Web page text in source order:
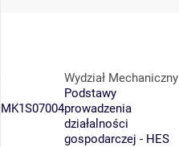
MK1S07004
Wydział Mechaniczny
Podstawy
prowadzenia
działalności
gospodarczej - HES